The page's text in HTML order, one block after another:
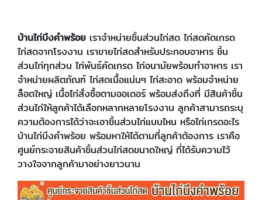
บ้านไก่บึงคำพร้อย เราจำหน่ายชิ้นส่วนไก่สด ไก่สดคัดเกรด
ไก่สดจากโรงงาน เราขายไก่สดสำหรับประกอบอาหาร ชิ้น
ส่วนไก่ทุกส่วน ไก่พันธ์คัดเกรด ไก่อนามัยพร้อมทำอาหาร เรา
จำหน่ายผลิตภัณฑ์ ไก่สดเนื้อแน่นๆ ไก่สะอาด พร้อมจำหน่าย
ล็อตใหญ่ เนื้อไก่สั่งซื้อตามออเดอร์ พร้อมส่งถึงที่ มีสินค้าชิ้น
ส่วนไก่ให้ลูกค้าได้เลือกหลากหลายโรงงาน ลูกค้าสามารถระบุ
ความต้องการได้ว่าจะเอาชิ้นส่วนไก่แบบไหน หรือไก่เกรดอะไร
บ้านไก่บึงคำพร้อย พร้อมหาให้ได้ตามที่ลูกค้าต้องการ เราคือ
ศูนย์กระจายสินค้าชิ้นส่วนไก่สดขนาดใหญ่ ที่ได้รับความไว้
วางใจจากลูกค้ามาอย่างยาวนาน